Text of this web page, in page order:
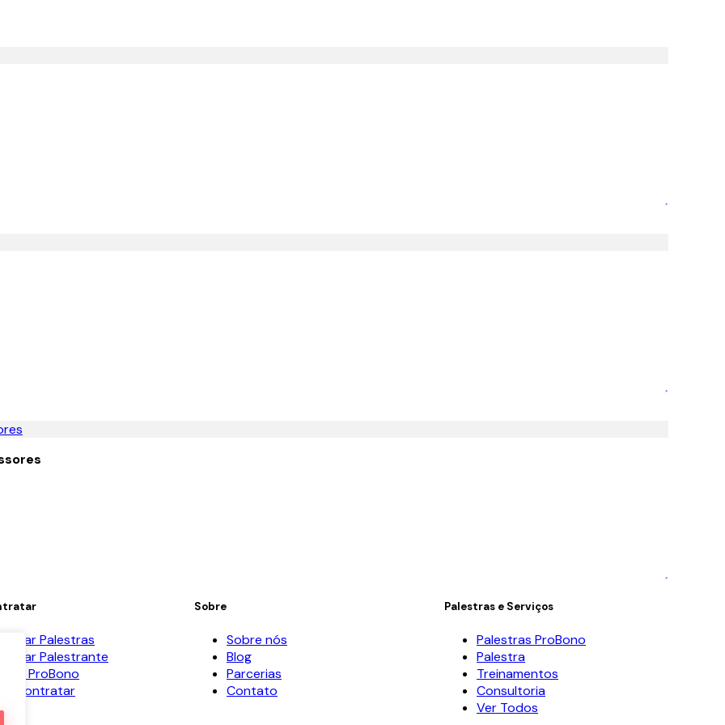
Palestras
Palestrante
ProBono
Contratar
Sobre
Sobre nós
Blog
Parcerias
Contato
Palestras e Serviços
Palestras ProBono
Palestra
Treinamentos
Consultoria
Ver Todos